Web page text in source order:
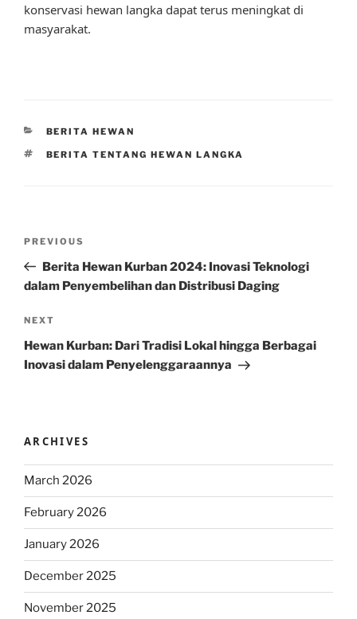
konservasi hewan langka dapat terus meningkat di
masyarakat.
CATEGORIES
BERITA HEWAN
TAGS
BERITA TENTANG HEWAN LANGKA
Previous
Post
PREVIOUS
Berita Hewan Kurban 2024: Inovasi Teknologi
dalam Penyembelihan dan Distribusi Daging
Next
Post
NEXT
Hewan Kurban: Dari Tradisi Lokal hingga Berbagai
Inovasi dalam Penyelenggaraannya
ARCHIVES
March 2026
February 2026
January 2026
December 2025
November 2025